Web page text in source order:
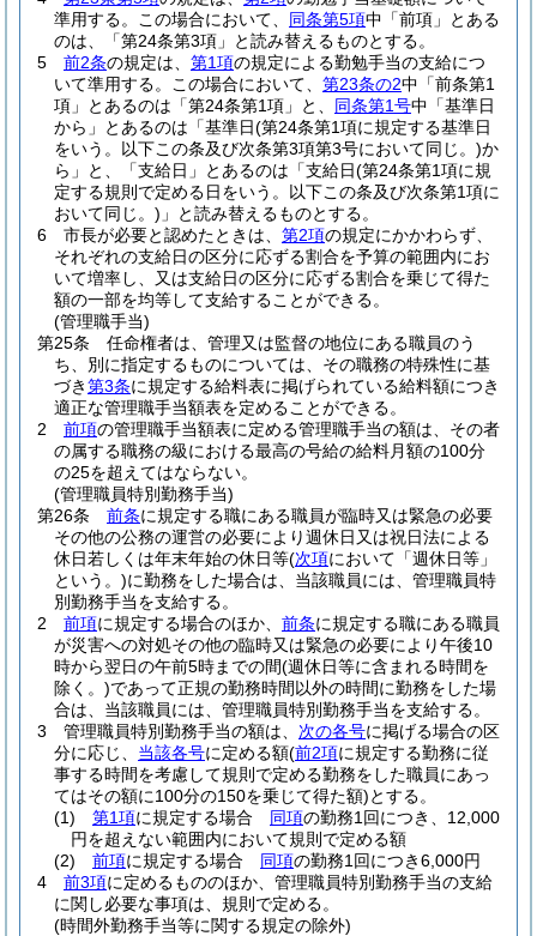
準用する。
この場合において、 同条第5項中「前項」とある
のは、「第24条第3項」と読み替えるものとする。
5
前2条の規定は、 第1項の規定による勤勉手当の支給につ
いて準用する。
この場合において、 第23条の2中「前条第1
項」とあるのは「第24条第1項」と、 同条第1号中「基準日
から」とあるのは「基準日(第24条第1項に規定する基準日
をいう。以下この条及び次条第3項第3号において同じ。)か
ら」と、「支給日」とあるのは「支給日(第24条第1項に規
定する規則で定める日をいう。以下この条及び次条第1項に
おいて同じ。) 」と読み替えるものとする。
6
市長が必要と認めたときは、 第2項の規定にかかわらず、
それぞれの支給日の区分に応ずる割合を予算の範囲内にお
いて増率し、又は支給日の区分に応ずる割合を乗じて得た
額の一部を均等して支給することができる。
(管理職手当)
第25条
任命権者は、管理又は監督の地位にある職員のう
ち、別に指定するものについては、その職務の特殊性に基
づき第3条に規定する給料表に掲げられている給料額につき
適正な管理職手当額表を定めることができる。
2
前項の管理職手当額表に定める管理職手当の額は、その者
の属する職務の級における最高の号給の給料月額の100分
の25を超えてはならない。
(管理職員特別勤務手当)
第26条
前条に規定する職にある職員が臨時又は緊急の必要
その他の公務の運営の必要により週休日又は祝日法による
休日若しくは年末年始の休日等(次項において「週休日等」
という。)に勤務をした場合は、当該職員には、管理職員特
別勤務手当を支給する。
2
前項に規定する場合のほか、 前条に規定する職にある職員
が災害への対処その他の臨時又は緊急の必要により午後10
時から翌日の午前5時までの間(週休日等に含まれる時間を
除く。)であって正規の勤務時間以外の時間に勤務をした場
合は、当該職員には、管理職員特別勤務手当を支給する。
3
管理職員特別勤務手当の額は、 次の各号に掲げる場合の区
分に応じ、 当該各号に定める額(前2項に規定する勤務に従
事する時間を考慮して規則で定める勤務をした職員にあっ
てはその額に100分の150を乗じて得た額)とする。
(1)
第1項に規定する場合 同項の勤務1回につき、12,000
円を超えない範囲内において規則で定める額
(2)
前項に規定する場合 同項の勤務1回につき6,000円
4
前3項に定めるもののほか、管理職員特別勤務手当の支給
に関し必要な事項は、規則で定める。
(時間外勤務手当等に関する規定の除外)